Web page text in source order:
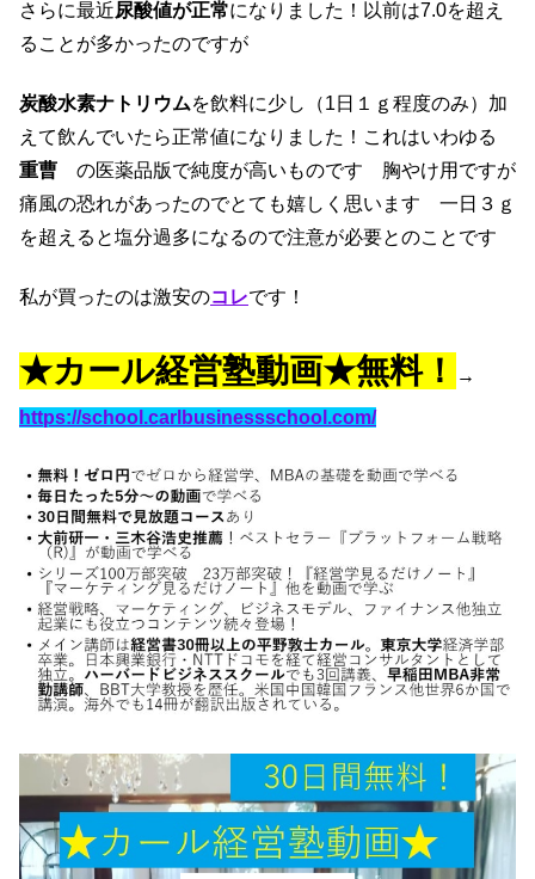
さらに最近尿酸値が正常になりました！以前は7.0を超え
ることが多かったのですが
炭酸水素ナトリウムを飲料に少し（1日１ｇ程度のみ）加
えて飲んでいたら正常値になりました！これはいわゆる
重曹 の医薬品版で純度が高いものです 胸やけ用ですが
痛風の恐れがあったのでとても嬉しく思います 一日３ｇ
を超えると塩分過多になるので注意が必要とのことです
私が買ったのは激安のコレです！
★カール経営塾動画★無料！ →
https://school.carlbusinessschool.com/